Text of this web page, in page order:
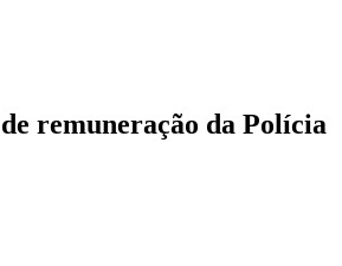
remuneração da Polícia